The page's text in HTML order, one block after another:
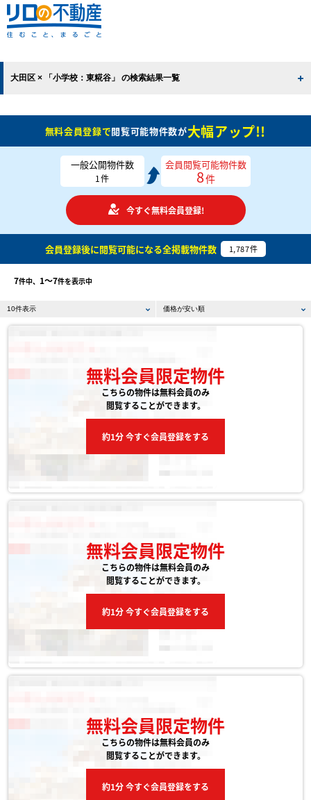
大田区 × 「小学校：東糀谷」 の検索結果一覧
無料会員登録で閲覧可能物件数が大幅アップ!!
一般公開物件数
1件
会員閲覧可能物件数
8件
今すぐ無料会員登録!
会員登録後に閲覧可能になる全掲載物件数 1,787件
7件中、 1〜7件を表示中
無料会員限定物件
こちらの物件は無料会員のみ
閲覧することができます。
約1分 今すぐ会員登録をする
無料会員限定物件
こちらの物件は無料会員のみ
閲覧することができます。
約1分 今すぐ会員登録をする
無料会員限定物件
こちらの物件は無料会員のみ
閲覧することができます。
約1分 今すぐ会員登録をする